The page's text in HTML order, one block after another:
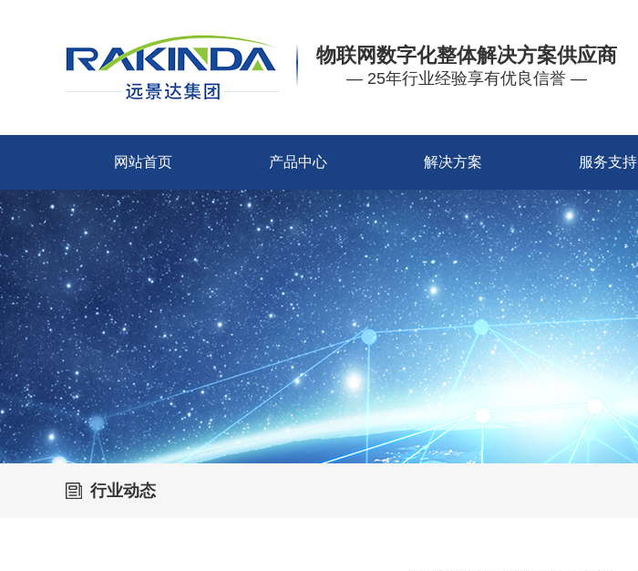
物联网数字化整体解决方案供应商
— 25年行业经验享有优良信誉 —
网站首页 产品中心 解决方案 服务支持
行业动态